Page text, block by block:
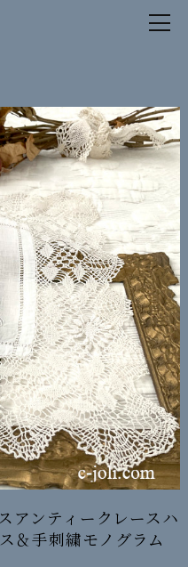
アンティークレースハ
＆手刺繍モノグラム